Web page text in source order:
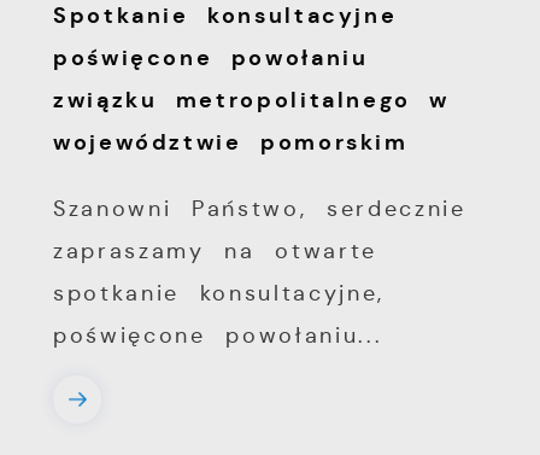
Spotkanie konsultacyjne
poświęcone powołaniu
związku metropolitalnego w
województwie pomorskim
Szanowni Państwo, serdecznie
zapraszamy na otwarte
spotkanie konsultacyjne,
poświęcone powołaniu...